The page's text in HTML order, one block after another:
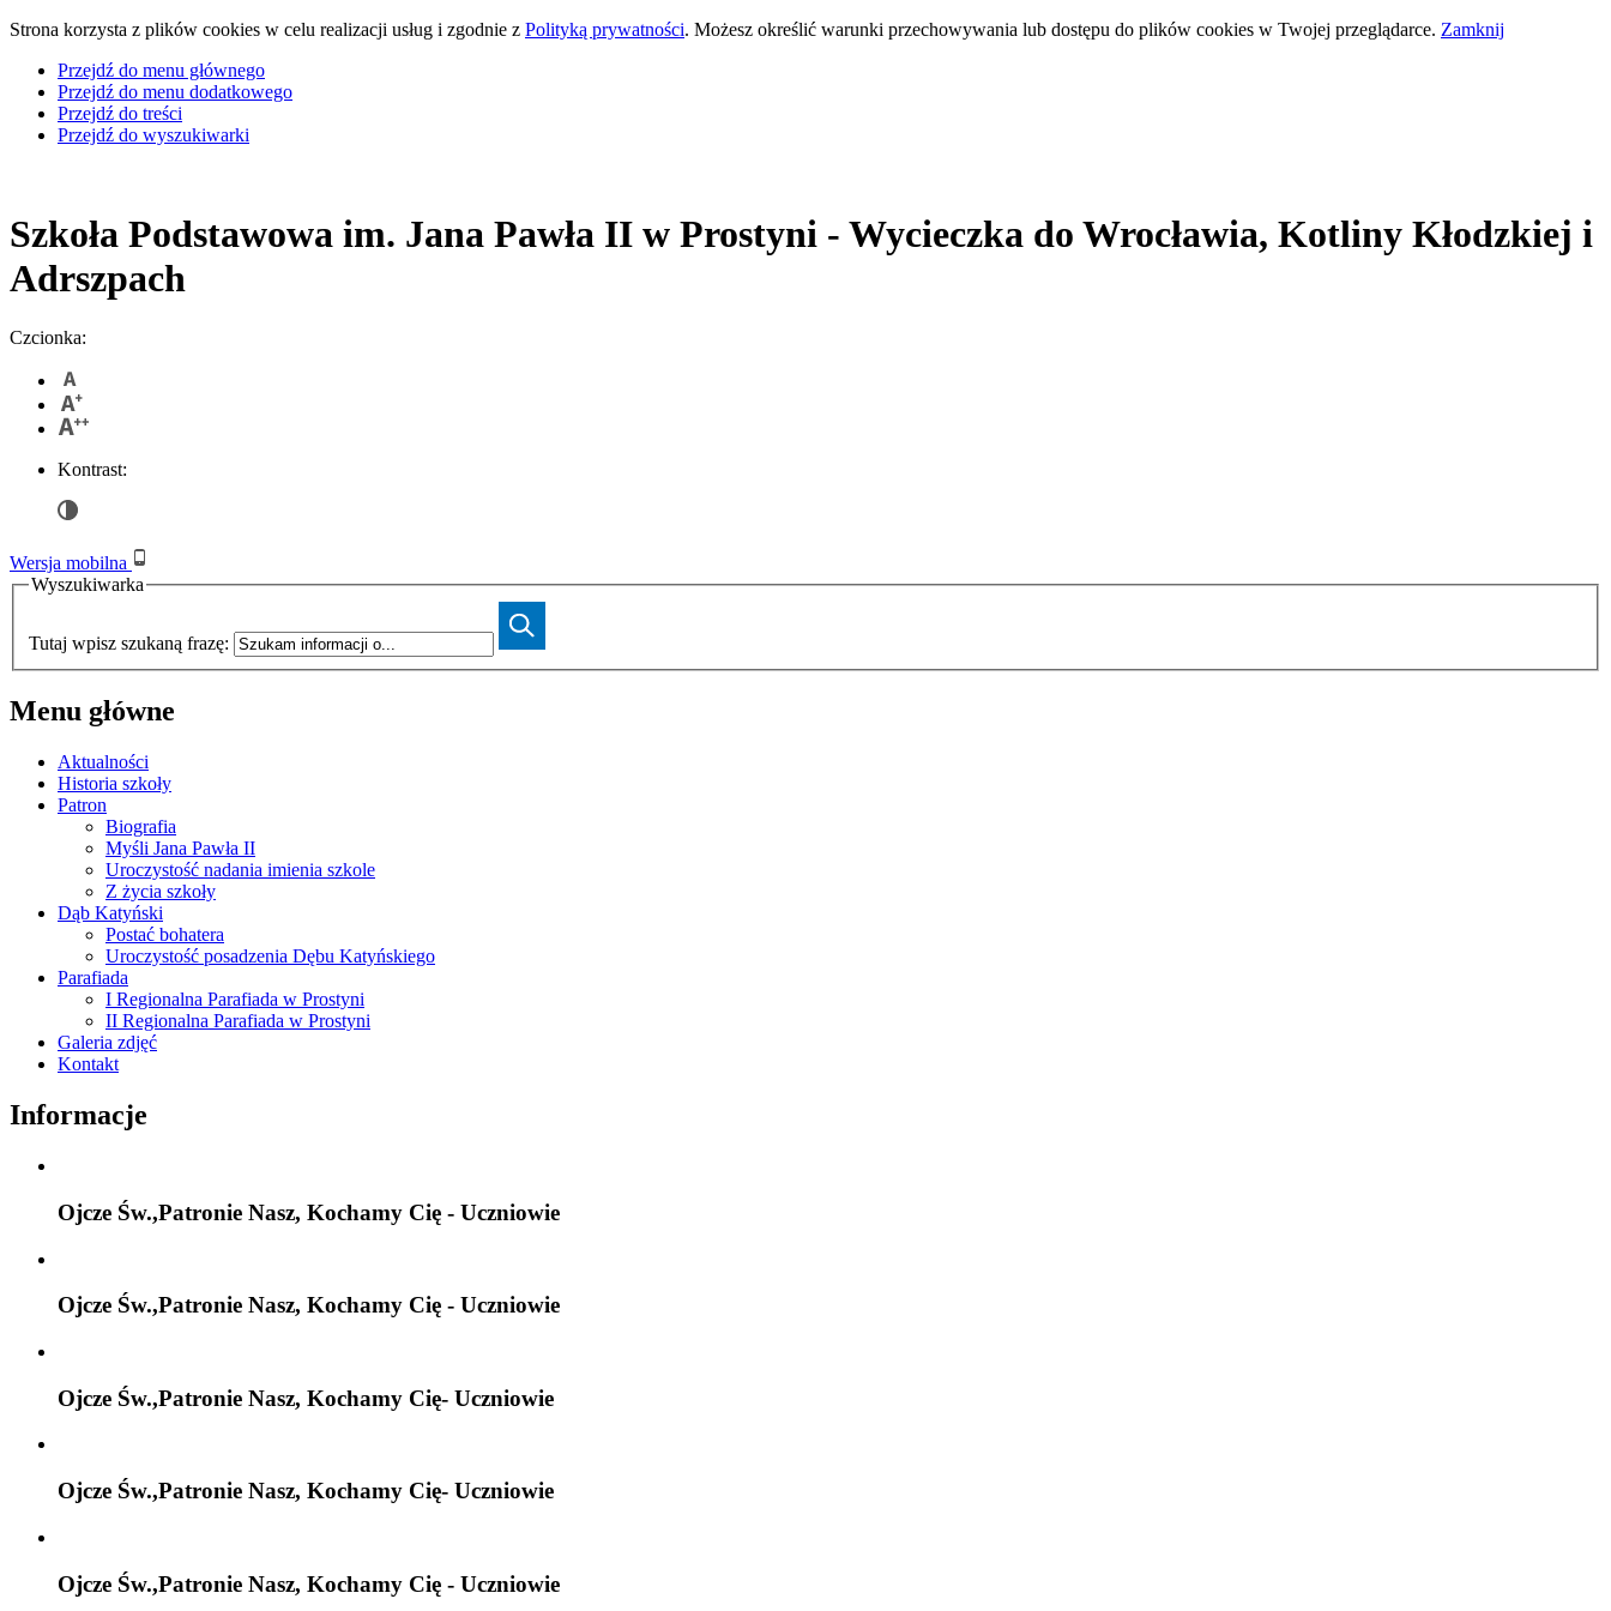
Strona korzysta z plików cookies w celu realizacji usług i zgodnie z Polityką prywatności. Możesz określić warunki przechowywania lub dostępu do plików cookies w Twojej przeglądarce. Zamknij
Przejdź do menu głównego
Przejdź do menu dodatkowego
Przejdź do treści
Przejdź do wyszukiwarki
Szkoła Podstawowa im. Jana Pawła II w Prostyni - Wycieczka do Wrocławia, Kotliny Kłodzkiej i
Adrszpach
Czcionka:
Kontrast:
Wersja mobilna
Wyszukiwarka
Tutaj wpisz szukaną frazę:
Menu główne
Aktualności
Historia szkoły
Patron
Biografia
Myśli Jana Pawła II
Uroczystość nadania imienia szkole
Z życia szkoły
Dąb Katyński
Postać bohatera
Uroczystość posadzenia Dębu Katyńskiego
Parafiada
I Regionalna Parafiada w Prostyni
II Regionalna Parafiada w Prostyni
Galeria zdjęć
Kontakt
Informacje
Ojcze Św.,Patronie Nasz, Kochamy Cię - Uczniowie
Ojcze Św.,Patronie Nasz, Kochamy Cię - Uczniowie
Ojcze Św.,Patronie Nasz, Kochamy Cię- Uczniowie
Ojcze Św.,Patronie Nasz, Kochamy Cię- Uczniowie
Ojcze Św.,Patronie Nasz, Kochamy Cię - Uczniowie